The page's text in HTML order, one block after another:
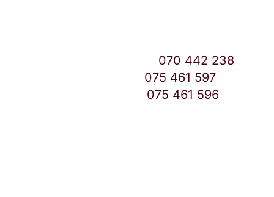
070 442 238
075 461 597
075 461 596